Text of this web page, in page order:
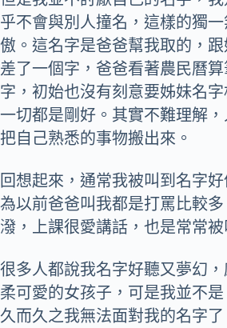
乎不會與別人撞名，這樣的獨
傲。這名字是爸爸幫我取的，
差了一個字，爸爸看著農民曆
字，初始也沒有刻意要姊妹名字
一切都是剛好。其實不難理解
把自己熟悉的事物搬出來。
回想起來，通常我被叫到名字
為以前爸爸叫我都是打罵比較
潑，上課很愛講話，也是常常被
很多人都說我名字好聽又夢幻
柔可愛的女孩子，可是我並不是
久而久之我無法面對我的名字了